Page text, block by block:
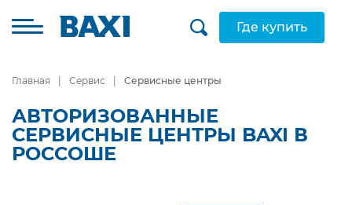
Где купить
Главная Сервис Сервисные центры
АВТОРИЗОВАННЫЕ
СЕРВИСНЫЕ ЦЕНТРЫ BAXI В
РОССОШЕ